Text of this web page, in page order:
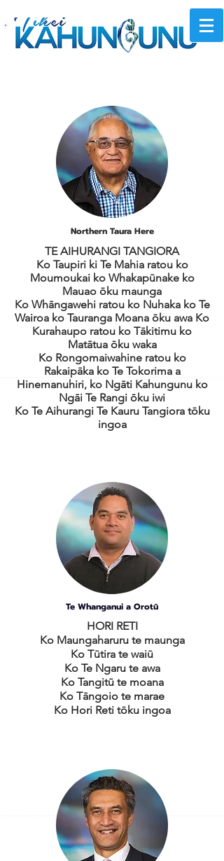
Introducing our
Northern Taura Here
TE AIHURANGI TANGIORA
Ko Taupiri ki Te Mahia ratou ko
Moumoukai ko Whakapūnake ko
Mauao ōku maunga
Ko Whāngawehi ratou ko Nuhaka ko Te
Wairoa ko Tauranga Moana ōku awa Ko
Kurahaupo ratou ko Tākitimu ko
Matātua ōku waka
Ko Rongomaiwahine ratou ko
Rakaipāka ko Te Tokorima a
Hinemanuhiri, ko Ngāti Kahungunu ko
Ngāi Te Rangi ōku iwi
Ko Te Aihurangi Te Kauru Tangiora tōku
ingoa
Te Whanganui a Orotū
HORI RETI
Ko Maungaharuru te maunga
Ko Tūtira te waiū
Ko Te Ngaru te awa
Ko Tangitū te moana
Ko Tāngoio te marae
Ko Hori Reti tōku ingoa